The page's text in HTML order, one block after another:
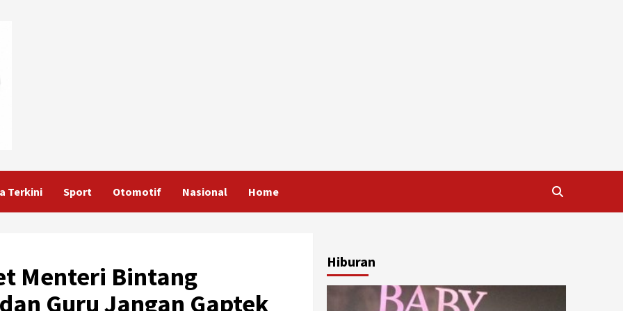
Terkini Sport Otomotif Nasional Home
Menteri Bintang
Guru Jangan Gaptek
Hiburan